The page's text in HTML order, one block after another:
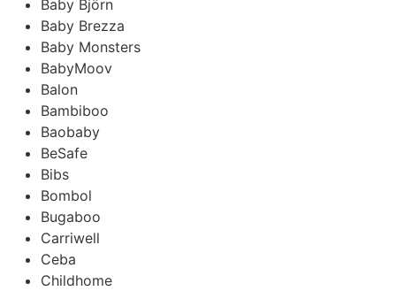
Baby Björn
Baby Brezza
Baby Monsters
BabyMoov
Balon
Bambiboo
Baobaby
BeSafe
Bibs
Bombol
Bugaboo
Carriwell
Ceba
Childhome